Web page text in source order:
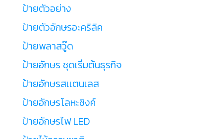
ป้ายตัวอย่าง
ป้ายตัวอักษรอะคริลิค
ป้ายพลาสวู๊ด
ป้ายอักษร ชุดเริ่มต้นธุรกิจ
ป้ายอักษรสเเตนเลส
ป้ายอักษรโลหะซิงค์
ป้ายอักษรไฟ LED